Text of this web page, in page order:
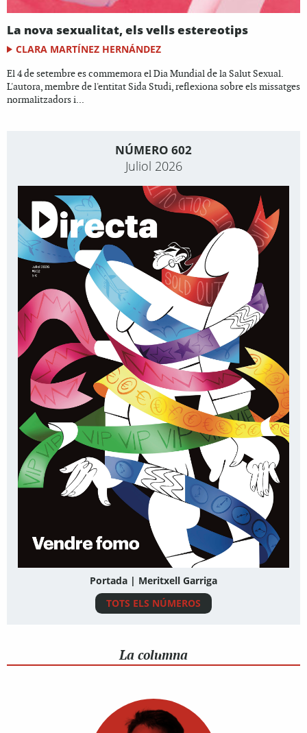
La nova sexualitat, els vells estereotips
CLARA MARTÍNEZ HERNÁNDEZ
El 4 de setembre es commemora el Dia Mundial de la Salut Sexual.
L'autora, membre de l'entitat Sida Studi, reflexiona sobre els missatges
normalitzadors i...
NÚMERO 602
Juliol 2026
Portada | Meritxell Garriga
TOTS ELS NÚMEROS
La columna